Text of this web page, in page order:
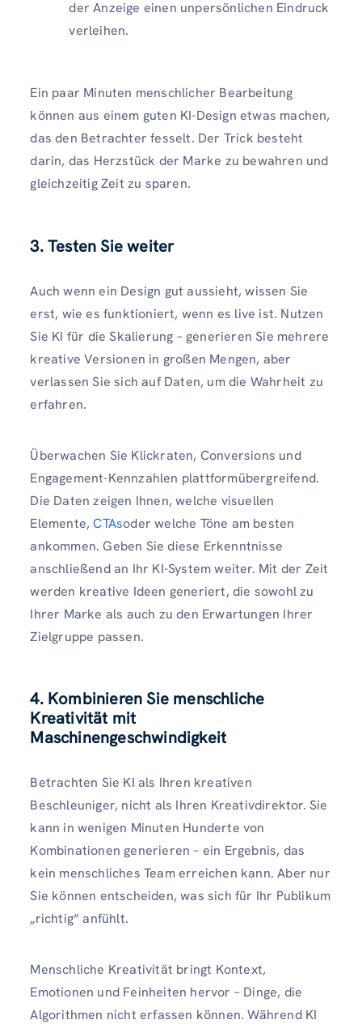
der Anzeige einen unpersönlichen Eindruck
verleihen.
Ein paar Minuten menschlicher Bearbeitung
können aus einem guten KI-Design etwas machen,
das den Betrachter fesselt. Der Trick besteht
darin, das Herzstück der Marke zu bewahren und
gleichzeitig Zeit zu sparen.
3. Testen Sie weiter
Auch wenn ein Design gut aussieht, wissen Sie
erst, wie es funktioniert, wenn es live ist. Nutzen
Sie KI für die Skalierung – generieren Sie mehrere
kreative Versionen in großen Mengen, aber
verlassen Sie sich auf Daten, um die Wahrheit zu
erfahren.
Überwachen Sie Klickraten, Conversions und
Engagement-Kennzahlen plattformübergreifend.
Die Daten zeigen Ihnen, welche visuellen
Elemente,CTAsoder welche Töne am besten
ankommen. Geben Sie diese Erkenntnisse
anschließend an Ihr KI-System weiter. Mit der Zeit
werden kreative Ideen generiert, die sowohl zu
Ihrer Marke als auch zu den Erwartungen Ihrer
Zielgruppe passen.
4. Kombinieren Sie menschliche
Kreativität mit
Maschinengeschwindigkeit
Betrachten Sie KI als Ihren kreativen
Beschleuniger, nicht als Ihren Kreativdirektor. Sie
kann in wenigen Minuten Hunderte von
Kombinationen generieren – ein Ergebnis, das
kein menschliches Team erreichen kann. Aber nur
Sie können entscheiden, was sich für Ihr Publikum
„richtig“ anfühlt.
Menschliche Kreativität bringt Kontext,
Emotionen und Feinheiten hervor – Dinge, die
Algorithmen nicht erfassen können. Während KI